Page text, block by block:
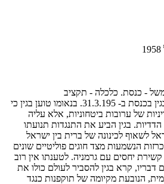
- כנסת. כלכלה - תקציב
העיתון מדווח על נאומו של בגין בכנסת ב- 31.3.195. בנאומו טוען בגין כי
של ערובות ביטחוניות, אלא עליה
בגין הביע את התנגדות תנועתו
לשאוף לכינונה של ברית בין ישראל
הנשמעות מצד חוגים פוליטיים שונים
קשירת יחסים עם גרמניה. לטענתו אין רוב
קרא בגין להסביר לעולם כולו את
הנובעת מקיומה של תוקפנות כנגד